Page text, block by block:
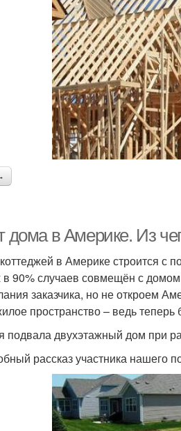
дома в Америке. Из
в Америке строится с
90% случаев совмещён с
заказчика, но не откроем
пространство – ведь
подвала двухэтажный дом при
рассказ участника нашего